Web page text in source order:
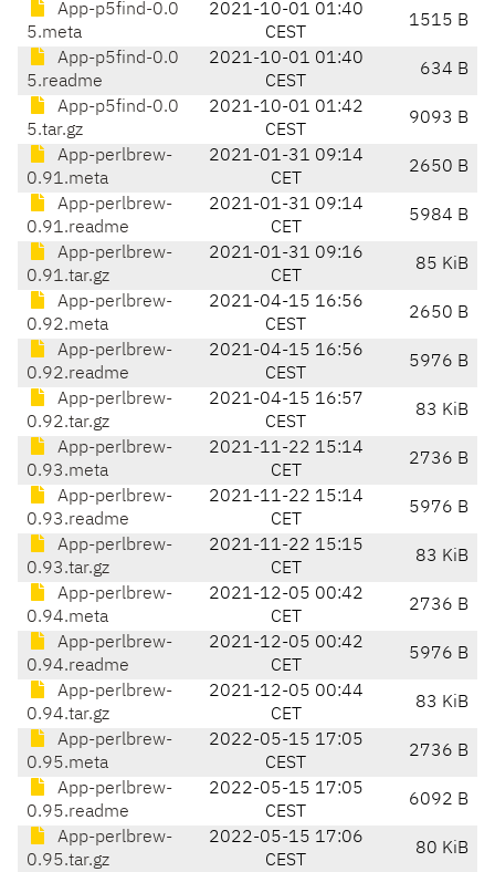
App-p5find-0.0
5.meta
2021-10-01 01:40
CEST
1515 B
App-p5find-0.0
5.readme
2021-10-01 01:40
CEST
634 B
App-p5find-0.0
5.tar.gz
2021-10-01 01:42
CEST
9093 B
App-perlbrew-
0.91.meta
2021-01-31 09:14
CET
2650 B
App-perlbrew-
0.91.readme
2021-01-31 09:14
CET
5984 B
App-perlbrew-
0.91.tar.gz
2021-01-31 09:16
CET
85 KiB
App-perlbrew-
0.92.meta
2021-04-15 16:56
CEST
2650 B
App-perlbrew-
0.92.readme
2021-04-15 16:56
CEST
5976 B
App-perlbrew-
0.92.tar.gz
2021-04-15 16:57
CEST
83 KiB
App-perlbrew-
0.93.meta
2021-11-22 15:14
CET
2736 B
App-perlbrew-
0.93.readme
2021-11-22 15:14
CET
5976 B
App-perlbrew-
0.93.tar.gz
2021-11-22 15:15
CET
83 KiB
App-perlbrew-
0.94.meta
2021-12-05 00:42
CET
2736 B
App-perlbrew-
0.94.readme
2021-12-05 00:42
CET
5976 B
App-perlbrew-
0.94.tar.gz
2021-12-05 00:44
CET
83 KiB
App-perlbrew-
0.95.meta
2022-05-15 17:05
CEST
2736 B
App-perlbrew-
0.95.readme
2022-05-15 17:05
CEST
6092 B
App-perlbrew-
0.95.tar.gz
2022-05-15 17:06
CEST
80 KiB